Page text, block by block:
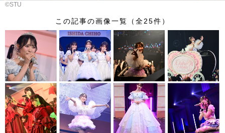
©︎STU
この記事の画像一覧（全25件）